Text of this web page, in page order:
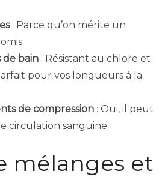
: Parce qu’on mérite un
de bain : Résistant au chlore et
pour vos longueurs à la
de compression : Oui, il peut
circulation sanguine.
mélanges et